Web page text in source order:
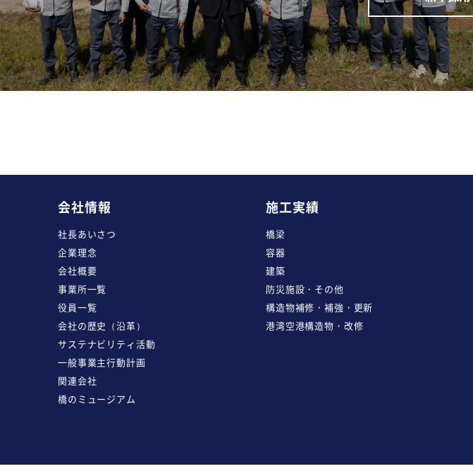
会社情報
社長あいさつ
企業理念
会社概要
事業所一覧
役員一覧
会社の歴史（沿革）
サステナビリティ活動
一般事業主行動計画
関連会社
橋のミュージアム
施工実績
橋梁
容器
建築
防災施設・その他
構造物補修・補強・更新
港湾空港構造物・改修